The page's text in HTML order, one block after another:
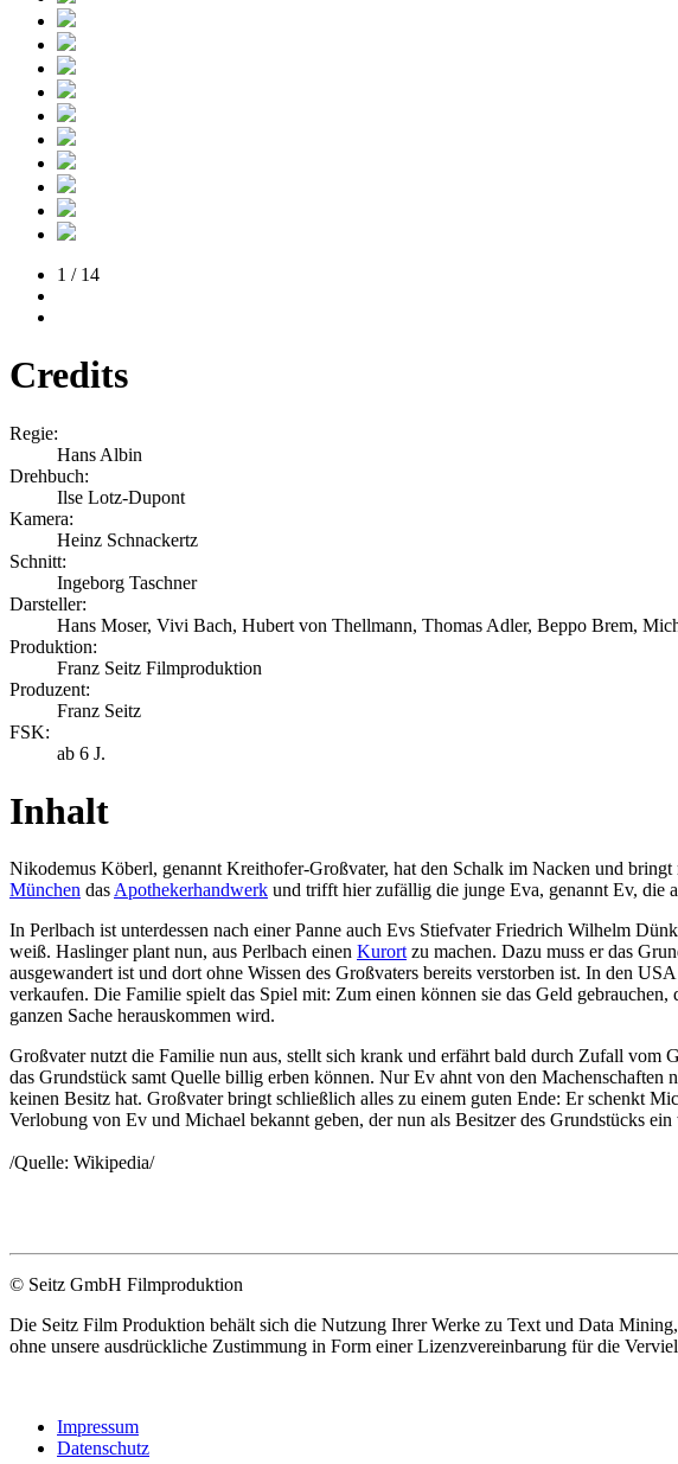
1 / 14
Credits
Regie:
Hans Albin
Drehbuch:
Ilse Lotz-Dupont
Kamera:
Heinz Schnackertz
Schnitt:
Ingeborg Taschner
Darsteller:
Hans Moser, Vivi Bach, Hubert von Thellmann, Thomas Adler, Beppo Brem,
Produktion:
Franz Seitz Filmproduktion
Produzent:
Franz Seitz
FSK:
ab 6 J.
Inhalt
Nikodemus Köberl, genannt Kreithofer-Großvater, hat den Schalk im Nacken und
München dasApothekerhandwerk und trifft hier zufällig die junge Eva, genannt Ev, die
In Perlbach ist unterdessen nach einer Panne auch Evs Stiefvater Friedrich Wilhelm
weiß. Haslinger plant nun, aus Perlbach einen Kurortzu machen. Dazu muss er das
ausgewandert ist und dort ohne Wissen des Großvaters bereits verstorben ist. In den
verkaufen. Die Familie spielt das Spiel mit: Zum einen können sie das Geld
ganzen Sache herauskommen wird.
Großvater nutzt die Familie nun aus, stellt sich krank und erfährt bald durch Zufall vom
das Grundstück samt Quelle billig erben können. Nur Ev ahnt von den
keinen Besitz hat. Großvater bringt schließlich alles zu einem guten Ende: Er schenkt
Verlobung von Ev und Michael bekannt geben, der nun als Besitzer des Grundstücks
/Quelle: Wikipedia/
© Seitz GmbH Filmproduktion
Die Seitz Film Produktion behält sich die Nutzung Ihrer Werke zu Text und Data
ohne unsere ausdrückliche Zustimmung in Form einer Lizenzvereinbarung für die
Impressum
Datenschutz